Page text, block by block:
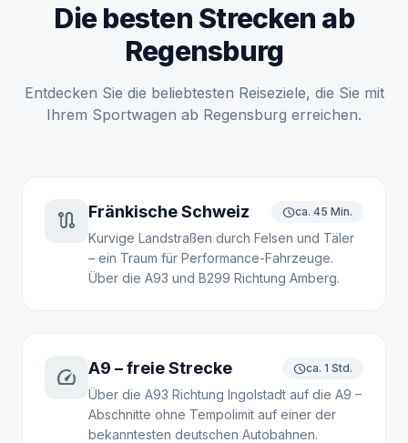
Die besten Strecken ab
Regensburg
Entdecken Sie die beliebtesten Reiseziele, die Sie mit
Ihrem Sportwagen ab Regensburg erreichen.
route Fränkische Schweiz scheduleca. 45 Min.
Kurvige Landstraßen durch Felsen und Täler
– ein Traum für Performance-Fahrzeuge.
Über die A93 und B299 Richtung Amberg.
speed A9 – freie Strecke scheduleca. 1 Std.
Über die A93 Richtung Ingolstadt auf die A9 –
Abschnitte ohne Tempolimit auf einer der
bekanntesten deutschen Autobahnen.